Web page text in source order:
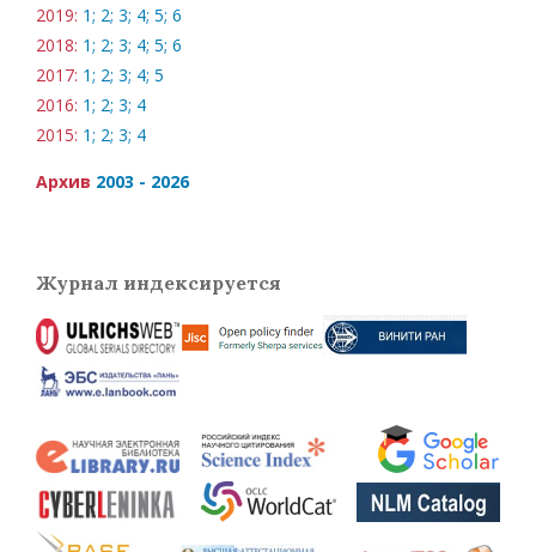
2019: 1; 2; 3; 4; 5; 6
2018: 1; 2; 3; 4; 5; 6
2017: 1; 2; 3; 4; 5
2016: 1; 2; 3; 4
2015: 1; 2; 3; 4
Архив 2003 - 2026
Журнал индексируется